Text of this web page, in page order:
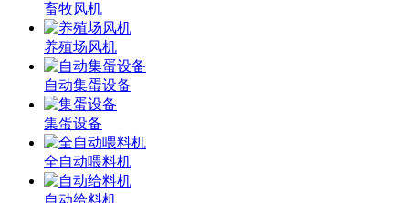
畜牧风机
养殖场风机
自动集蛋设备
集蛋设备
全自动喂料机
自动给料机